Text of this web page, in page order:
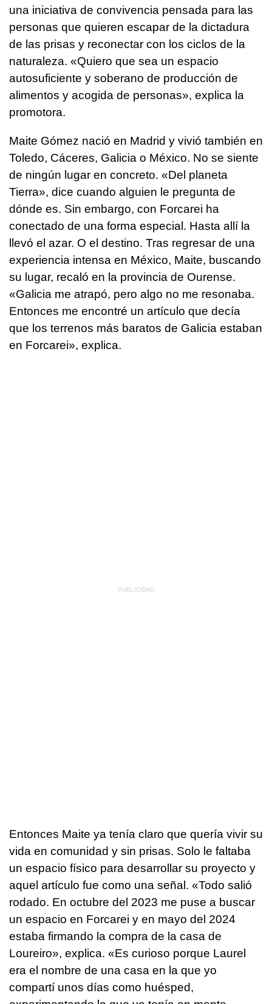
una iniciativa de convivencia pensada para las
personas que quieren escapar de la dictadura
de las prisas y reconectar con los ciclos de la
naturaleza. «Quiero que sea un espacio
autosuficiente y soberano de producción de
alimentos y acogida de personas», explica la
promotora.
Maite Gómez nació en Madrid y vivió también en
Toledo, Cáceres, Galicia o México. No se siente
de ningún lugar en concreto. «Del planeta
Tierra», dice cuando alguien le pregunta de
dónde es. Sin embargo, con Forcarei ha
conectado de una forma especial. Hasta allí la
llevó el azar. O el destino. Tras regresar de una
experiencia intensa en México, Maite, buscando
su lugar, recaló en la provincia de Ourense.
«Galicia me atrapó, pero algo no me resonaba.
Entonces me encontré un artículo que decía
que los terrenos más baratos de Galicia estaban
en Forcarei», explica.
Entonces Maite ya tenía claro que quería vivir su
vida en comunidad y sin prisas. Solo le faltaba
un espacio físico para desarrollar su proyecto y
aquel artículo fue como una señal. «Todo salió
rodado. En octubre del 2023 me puse a buscar
un espacio en Forcarei y en mayo del 2024
estaba firmando la compra de la casa de
Loureiro», explica. «Es curioso porque Laurel
era el nombre de una casa en la que yo
compartí unos días como huésped,